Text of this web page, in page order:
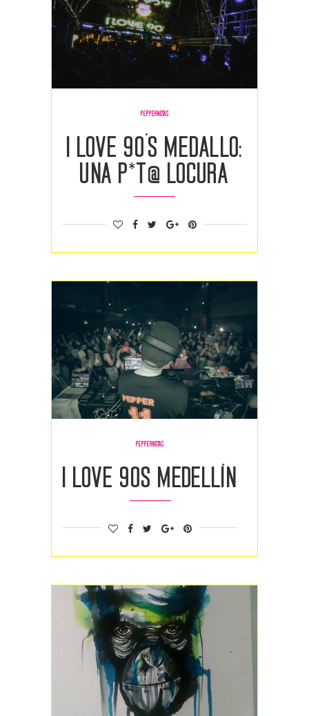
PEPPERNOTAS
I LOVE 90´S MEDALLO:
UNA P*T@ LOCURA
PEPPERNOTAS
I love 90s Medellín